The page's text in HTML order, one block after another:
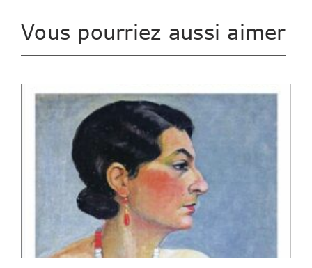
Vous pourriez aussi aimer